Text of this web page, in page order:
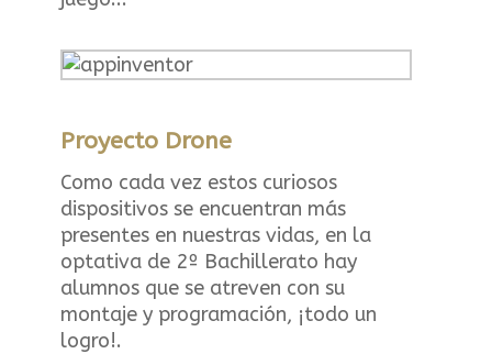
Proyecto Drone
Como cada vez estos curiosos
dispositivos se encuentran más
presentes en nuestras vidas, en la
optativa de 2º Bachillerato hay
alumnos que se atreven con su
montaje y programación, ¡todo un
logro!.